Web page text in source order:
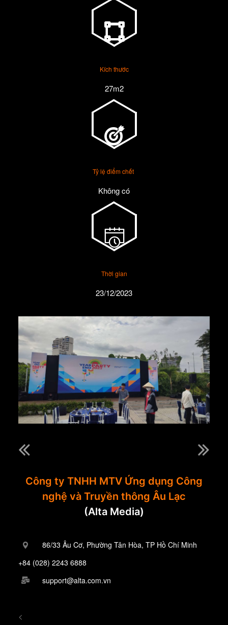
Kích thước
27m2
Tỷ lệ điểm chết
Không có
Thời gian
23/12/2023
Công ty TNHH MTV Ứng dụng Công
nghệ và Truyền thông Âu Lạc
(Alta Media)
86/33 Âu Cơ, Phường Tân Hòa, TP Hồ Chí Minh
+84 (028) 2243 6888
support@alta.com.vn
<